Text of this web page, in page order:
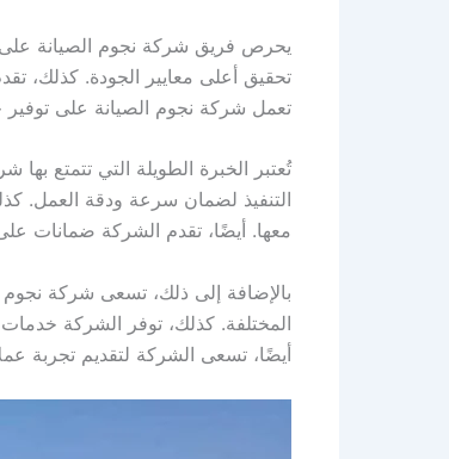
يحرص فريق شركة نجوم الصيانة على
تحقيق أعلى معايير الجودة. كذلك،
تعمل شركة نجوم الصيانة على توفير
تُعتبر الخبرة الطويلة التي تتمتع
التنفيذ لضمان سرعة ودقة العمل.
معها. أيضًا، تقدم الشركة ضمانات
بالإضافة إلى ذلك، تسعى شركة نجوم
المختلفة. كذلك، توفر الشركة
أيضًا، تسعى الشركة لتقديم تجربة